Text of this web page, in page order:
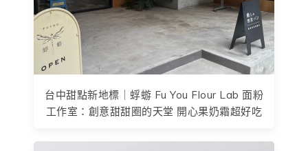
台中甜點新地標｜蜉蝣 Fu You Flour Lab 面粉
工作室：創意甜甜圈的天堂 開心果奶霜超好吃